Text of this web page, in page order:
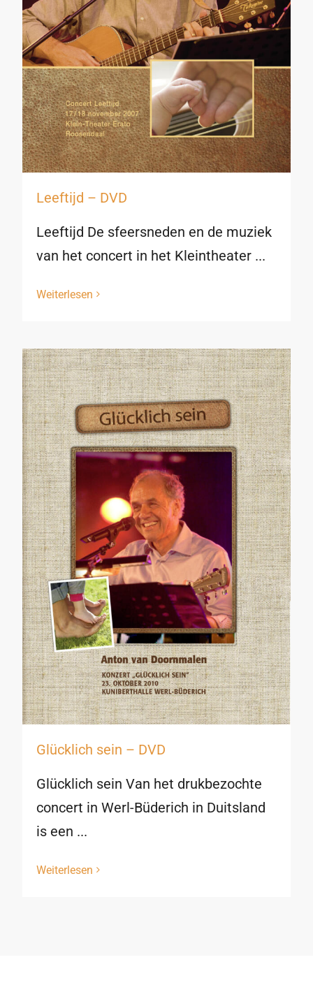
Leeftijd – DVD
Leeftijd De sfeersneden en de muziek
van het concert in het Kleintheater ...
Weiterlesen
Glücklich sein – DVD
Glücklich sein Van het drukbezochte
concert in Werl-Büderich in Duitsland
is een ...
Weiterlesen